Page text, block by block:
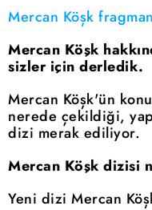
Mercan Köşk
Mercan Köşk
sizler için derledik.
Mercan Köşk'ün
nerede çekildiği,
dizi merak ediliyor.
Mercan Köşk dizisi
Yeni dizi Mercan